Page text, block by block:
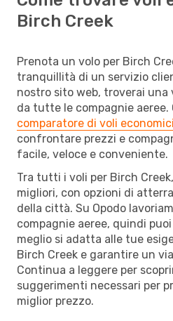
Birch Creek
Prenota un volo per Birch
tranquillità di un servizio
nostro sito web, troverai una
da tutte le compagnie aeree.
comparatore di voli economici
confrontare prezzi e
facile, veloce e conveniente.
Tra tutti i voli per Birch
migliori, con opzioni di
della città. Su Opodo
compagnie aeree, quindi
meglio si adatta alle tue
Birch Creek e garantire un
Continua a leggere per
suggerimenti necessari per
miglior prezzo.